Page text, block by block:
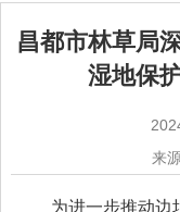
昌都市林草局
湿地保
来
为进一步推动边